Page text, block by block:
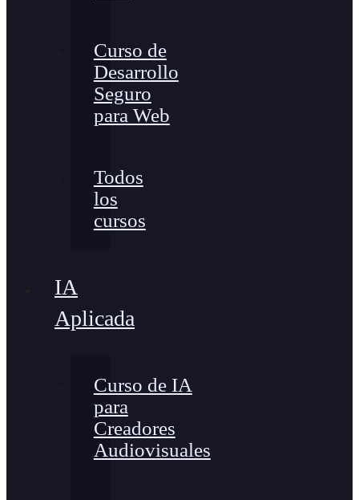
Curso de
Desarrollo
Seguro
para Web
Todos
los
cursos
IA
Aplicada
Curso de IA
para
Creadores
Audiovisuales